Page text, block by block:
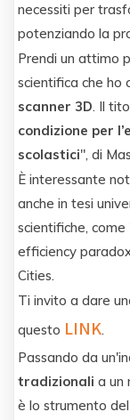
necessiti per
potenziando la
Prendi un attimo
scientifica che ho
scanner 3D. Il
condizione per
scolastici", di
È interessante
anche in tesi
scientifiche,
efficiency
Cities.
Ti invito a dare
questo LINK.
Passando da
tradizionali a un
è lo strumento